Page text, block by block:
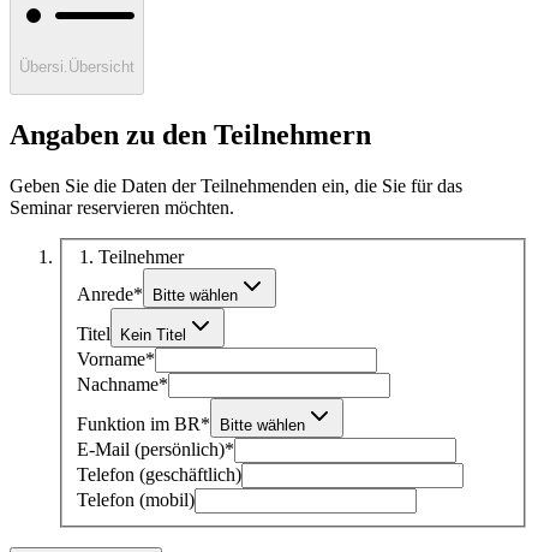
Übersi. Übersicht
Angaben zu den Teilnehmern
Geben Sie die Daten der Teilnehmenden ein, die Sie für das
Seminar reservieren möchten.
1 . Teilnehmer
Anrede* Bitte wählen
Titel Kein Titel
Vorname*
Nachname*
Funktion im BR* Bitte wählen
E-Mail (persönlich)*
Telefon (geschäftlich)
Telefon (mobil)